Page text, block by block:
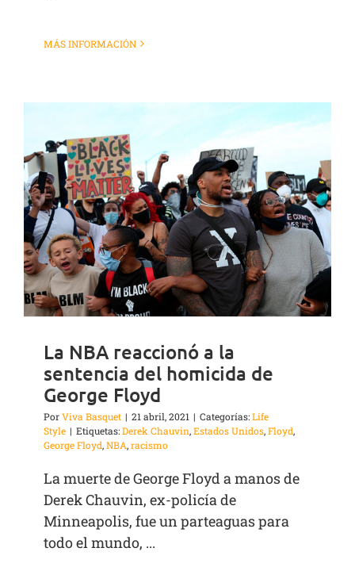
MÁS INFORMACIÓN
La NBA reaccionó a la
sentencia del homicida de
George Floyd
PorViva Basquet | 21 abril, 2021 | Categorías:Life
Style | Etiquetas:Derek Chauvin,Estados Unidos,Floyd,
George Floyd,NBA,racismo
La muerte de George Floyd a manos de
Derek Chauvin, ex-policía de
Minneapolis, fue un parteaguas para
todo el mundo, ...